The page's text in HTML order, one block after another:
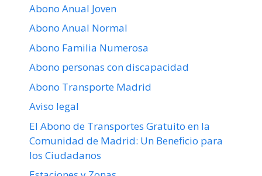
Abono Anual Joven
Abono Anual Normal
Abono Familia Numerosa
Abono personas con discapacidad
Abono Transporte Madrid
Aviso legal
El Abono de Transportes Gratuito en la
Comunidad de Madrid: Un Beneficio para
los Ciudadanos